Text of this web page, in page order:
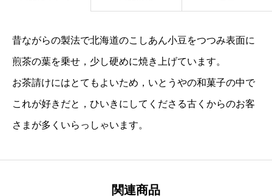
昔ながらの製法で北海道のこしあん小豆をつつみ表面に
煎茶の葉を乗せ，少し硬めに焼き上げています。
お茶請けにはとてもよいため，いとうやの和菓子の中で
これが好きだと，ひいきにしてくださる古くからのお客
さまが多くいらっしゃいます。
関連商品